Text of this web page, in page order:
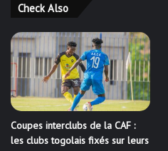
Check Also
Coupes interclubs de la CAF :
les clubs togolais fixés sur leurs